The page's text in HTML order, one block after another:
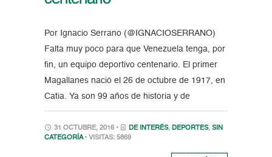
Por Ignacio Serrano (@IGNACIOSERRANO)
Falta muy poco para que Venezuela tenga, por
fin, un equipo deportivo centenario. El primer
Magallanes nació el 26 de octubre de 1917, en
Catia. Ya son 99 años de historia y de
31 OCTUBRE, 2016 • DE INTERÉS, DEPORTES, SIN
CATEGORÍA • VISITAS: 5869